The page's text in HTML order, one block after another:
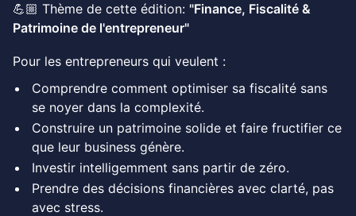
💪🏼 Thème de cette édition: "Finance, Fiscalité &
Patrimoine de l'entrepreneur"
Pour les entrepreneurs qui veulent :
Comprendre comment optimiser sa fiscalité sans
se noyer dans la complexité.
Construire un patrimoine solide et faire fructifier ce
que leur business génère.
Investir intelligemment sans partir de zéro.
Prendre des décisions financières avec clarté, pas
avec stress.